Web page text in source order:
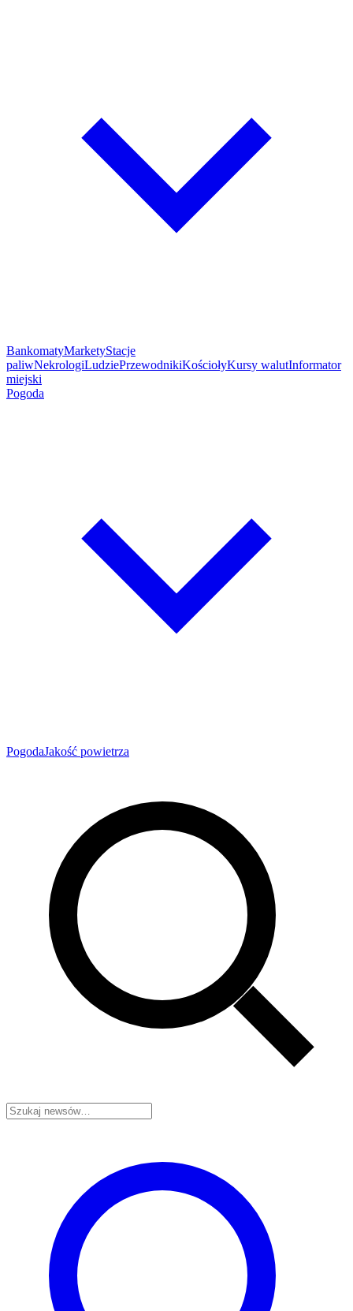
BankomatyMarketyStacje
paliwNekrologiLudziePrzewodnikiKościołyKursy walutInformator
miejski
Pogoda
PogodaJakość powietrza